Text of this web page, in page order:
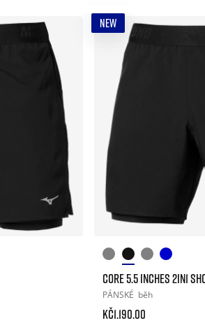
NEW
CORE 5.5 INCHES 2IN1
PÁNSKÉ běh
Kč1.190.00